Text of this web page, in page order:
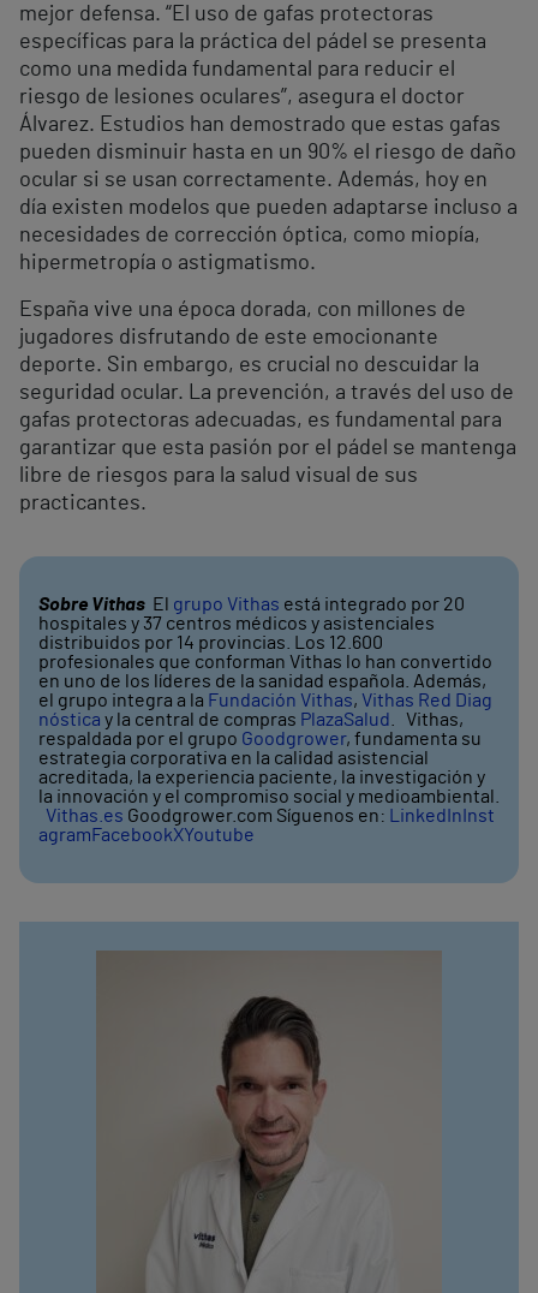
mejor defensa. “El uso de gafas protectoras
específicas para la práctica del pádel se presenta
como una medida fundamental para reducir el
riesgo de lesiones oculares”, asegura el doctor
Álvarez. Estudios han demostrado que estas gafas
pueden disminuir hasta en un 90% el riesgo de daño
ocular si se usan correctamente. Además, hoy en
día existen modelos que pueden adaptarse incluso a
necesidades de corrección óptica, como miopía,
hipermetropía o astigmatismo.
España vive una época dorada, con millones de
jugadores disfrutando de este emocionante
deporte. Sin embargo, es crucial no descuidar la
seguridad ocular. La prevención, a través del uso de
gafas protectoras adecuadas, es fundamental para
garantizar que esta pasión por el pádel se mantenga
libre de riesgos para la salud visual de sus
practicantes.
Sobre Vithas El grupo Vithas está integrado por 20
hospitales y 37 centros médicos y asistenciales
distribuidos por 14 provincias. Los 12.600
profesionales que conforman Vithas lo han convertido
en uno de los líderes de la sanidad española. Además,
el grupo integra a la Fundación Vithas, Vithas Red Diag
nóstica y la central de compras PlazaSalud
. Vithas,
respaldada por el grupo Goodgrower, fundamenta su
estrategia corporativa en la calidad asistencial
acreditada, la experiencia paciente, la investigación y
la innovación y el compromiso social y medioambiental.
Vithas.es Goodgrower.com Síguenos en: LinkedIn Inst
agramFacebookXYoutube